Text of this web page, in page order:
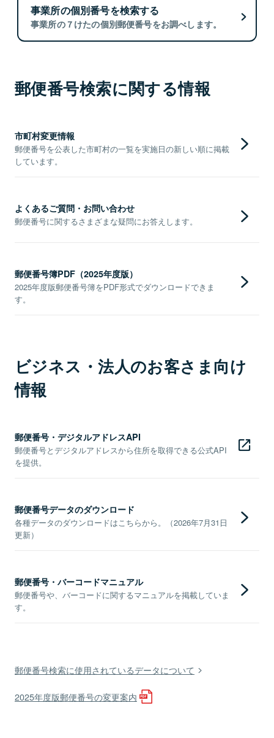
事業所の個別番号を検索する
事業所の７けたの個別郵便番号をお調べします。
郵便番号検索に関する情報
市町村変更情報
郵便番号を公表した市町村の一覧を実施日の新しい順に掲載
しています。
よくあるご質問・お問い合わせ
郵便番号に関するさまざまな疑問にお答えします。
郵便番号簿PDF（2025年度版）
2025年度版郵便番号簿をPDF形式でダウンロードできま
す。
ビジネス・法人のお客さま向け
情報
郵便番号・デジタルアドレスAPI
郵便番号とデジタルアドレスから住所を取得できる公式API
を提供。
郵便番号データのダウンロード
各種データのダウンロードはこちらから。（2026年7月31日
更新）
郵便番号・バーコードマニュアル
郵便番号や、バーコードに関するマニュアルを掲載していま
す。
郵便番号検索に使用されているデータについて
2025年度版郵便番号の変更案内